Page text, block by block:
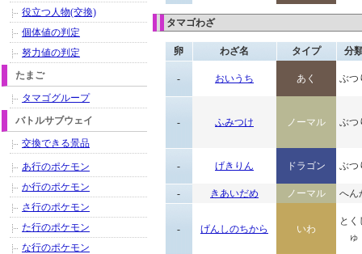
タマゴわざ
卵 わざ名 タイプ 分
- おいうち あく ぶつ
- ふみつけ ノーマル ぶつ
- げきりん ドラゴン ぶつ
- きあいだめ ノーマル へん
- げんしのちから いわ
とく
ゅ
役立つ人物(交換)
個体値の判定
努力値の判定
たまご
タマゴグループ
バトルサブウェイ
交換できる景品
あ行のポケモン
か行のポケモン
さ行のポケモン
た行のポケモン
な行のポケモン